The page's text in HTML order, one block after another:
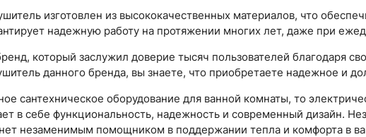
изготовлен из высококачественных материалов, что
надежную работу на протяжении многих лет, даже при
который заслужил доверие тысяч пользователей благодаря
данного бренда, вы знаете, что приобретаете надежное и
сантехническое оборудование для ванной комнаты, то
в себе функциональность, надежность и современный дизайн.
незаменимым помощником в поддержании тепла и комфорта в